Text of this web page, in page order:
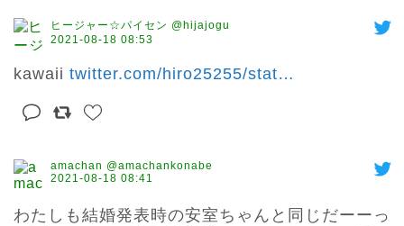
ヒージャー☆パイセン @hijajogu
2021-08-18 08:53
kawaii twitter.com/hiro25255/stat…
amachan @amachankonabe
2021-08-18 08:41
わたしも結婚発表時の安室ちゃんと同じだーーっ